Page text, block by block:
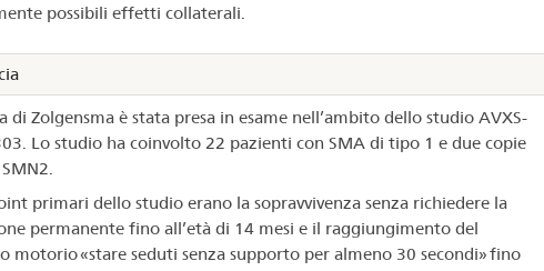
possibili effetti collaterali.
di Zolgensma è stata presa in esame nell’ambito dello studio AVXS-
Lo studio ha coinvolto 22 pazienti con SMA di tipo 1 e due copie
primari dello studio erano la sopravvivenza senza richiedere la
permanente fino all’età di 14 mesi e il raggiungimento del
motorio «stare seduti senza supporto per almeno 30 secondi» fino